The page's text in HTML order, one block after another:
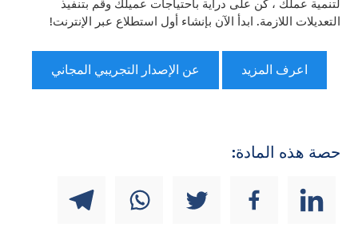
لتنمية عملك ، كن على دراية باحتياجات عميلك وقم بتنفيذ
التعديلات اللازمة. ابدأ الآن بإنشاء أول استطلاع عبر الإنترنت!
اعرف المزيد عن الإصدار التجريبي المجاني
حصة هذه المادة: